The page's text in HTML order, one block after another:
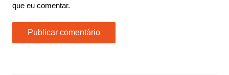
que eu comentar.